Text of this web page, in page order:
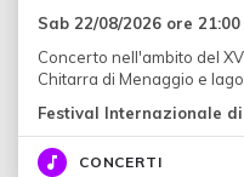
Sab 22/08/2026 ore 21:00
Concerto nell'ambito del
Chitarra di Menaggio e
Festival Internazionale
CONCERTI